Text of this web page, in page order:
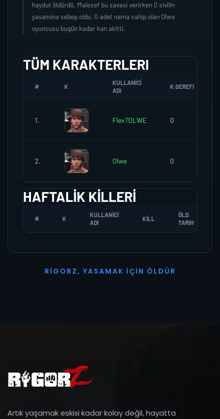
haydut öldürdü. Malesef bu savasi verirken 0 sivilin
yasamina sebep oldu. 0 adet nama sahip olan Olwe
oyuncusu bugün kadar kan akitti.
TÜM KARAKTERLERI
# K
KULLANICI
ADI
K.SEREFI
1. FlexTOLWE 0
2. Olwe 0
HAFTALIK KILLERI
# K
KULLANICI
ADI
KILL
ÖLD.
TARIH
R I G O R Z, YASAMAK İ ÇI N Ö L D Ü R
Artık yaşamak eskisi kadar kolay değil, hayatta